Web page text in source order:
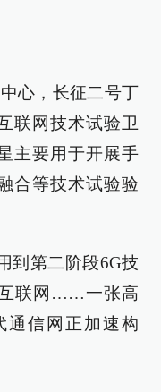
心，长征二号丁
联网技术试验卫
主要用于开展手
合等技术试验验
到第二阶段6G技
联网……一张高
通信网正加速构